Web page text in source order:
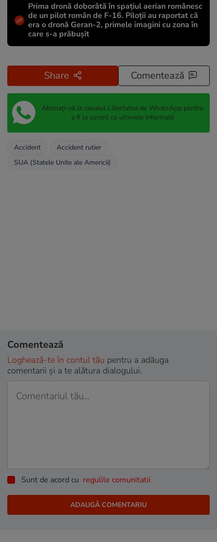
Prima dronă doborâtă în spațiul aerian românesc
de un pilot român de F-16. Piloții au raportat că
era o dronă Geran-2, primele imagini cu zona în
care s-a prăbușit
Share Comentează
Abonați-vă la canalul Libertatea de WhatsApp pentru
a fi la curent cu ultimele informații
Accident
Accident rutier
SUA (Statele Unite ale Americii)
Comentează
Loghează-te în contul tău pentru a adăuga
comentarii și a te alătura dialogului.
Sunt de acord cu regulile comunitatii